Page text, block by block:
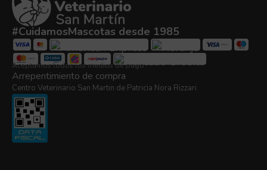
#CuidamosMascotas desde 1985
Aceptamos todos los medios de pago
Arrepentimiento de compra
Centro Veterinario San Martin de Patricia Nora Rizzari